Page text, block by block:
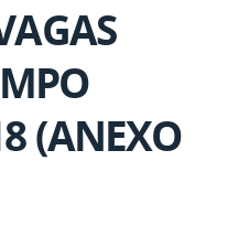
(ANEXO